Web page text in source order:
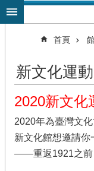
跳到主要內容區塊
首頁
新文化運
2020新文化
2020年為臺灣文
新文化館想邀請你
——重返1921之前